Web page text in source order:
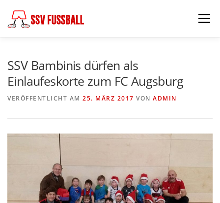
Inhalt
springen
Menü
SSV Bambinis dürfen als
Einlaufeskorte zum FC Augsburg
VERÖFFENTLICHT AM 25. MÄRZ 2017 VON ADMIN